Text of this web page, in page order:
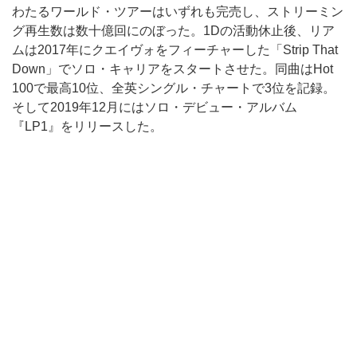
わたるワールド・ツアーはいずれも完売し、ストリーミン
グ再生数は数十億回にのぼった。1Dの活動休止後、リア
ムは2017年にクエイヴォをフィーチャーした「Strip That
Down」でソロ・キャリアをスタートさせた。同曲はHot
100で最高10位、全英シングル・チャートで3位を記録。
そして2019年12月にはソロ・デビュー・アルバム
『LP1』をリリースした。